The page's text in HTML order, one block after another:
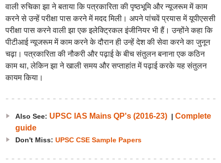
वाली रुचिका झा ने बताया कि पत्रकारिता की पृष्ठभूमि और न्यूजरूम में काम
करने से उन्हें परीक्षा पास करने में मदद मिली। अपने पांचवें प्रयास में यूपीएससी
परीक्षा पास करने वाली झा एक इलेक्ट्रिकल इंजीनियर भी हैं। उन्होंने कहा कि
पीटीआई न्यूजरूम में काम करने के दौरान ही उन्हें देश की सेवा करने का जुनून
चढ़ा। पत्रकारिता की नौकरी और पढ़ाई के बीच संतुलन बनाना एक कठिन
काम था, लेकिन झा ने खाली समय और सप्ताहांत में पढ़ाई करके यह संतुलन
कायम किया।
Also See: UPSC IAS Mains QP's (2016-23)| Complete
guide
Don't Miss: UPSC CSE Sample Papers